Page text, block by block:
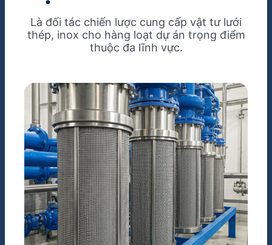
Là đối tác chiến lược cung cấp vật tư lưới
thép, inox cho hàng loạt dự án trọng điểm
thuộc đa lĩnh vực.